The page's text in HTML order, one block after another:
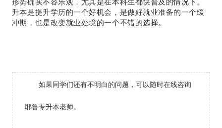
升本是提升学历的一个好机会，是做好就业准备的一个缓
冲期，也是改变就业处境的一个不错的选择。
如果同学们还有不明白的问题，可以随时在线咨询
耶鲁专升本老师。